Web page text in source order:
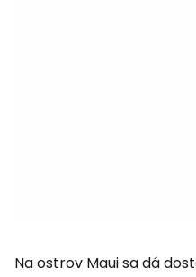
Na ostrov Maui sa dá